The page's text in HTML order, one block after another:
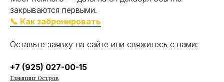
закрываются первыми.
📞 Как забронировать
Оставьте заявку на сайте или свяжитесь с нами:
+7 (925) 027-00-15
Глэмпинг Остров